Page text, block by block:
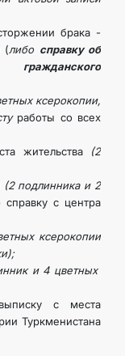
брака -
(либо справку об
ксерокопии,
работы со всех
жительства
(2
(2 подлинника и 2
справку с центра
ксерокопии
и 4 цветных
с места
Туркменистана